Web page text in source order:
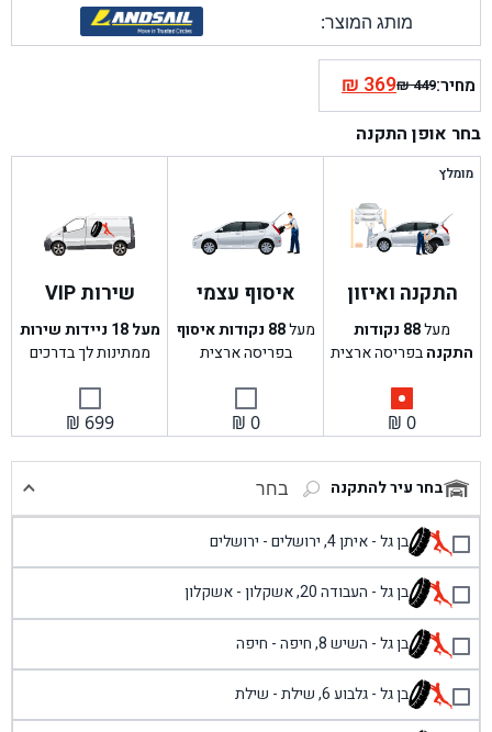
מותג המוצר:
מחיר: ₪449
המחיר
המקורי
היה:
₪369המחיר
הנוכחי
הוא:
בחר אופן התקנה
מומלץ
התקנה ואיזון
מעל88 נקודות
התקנהבפריסה ארצית
₪ 0
איסוף עצמי
מעל88 נקודות איסוף
בפריסה ארצית
₪ 0
שירות VIP
מעל 18 ניידות שירות
ממתינות לך בדרכים
₪ 699
בחר עיר להתקנה בחר
בן גל - איתן 4, ירושלים - ירושלים
בן גל - העבודה 20, אשקלון - אשקלון
בן גל - השיש 8, חיפה - חיפה
בן גל - גלבוע 6, שילת - שילת